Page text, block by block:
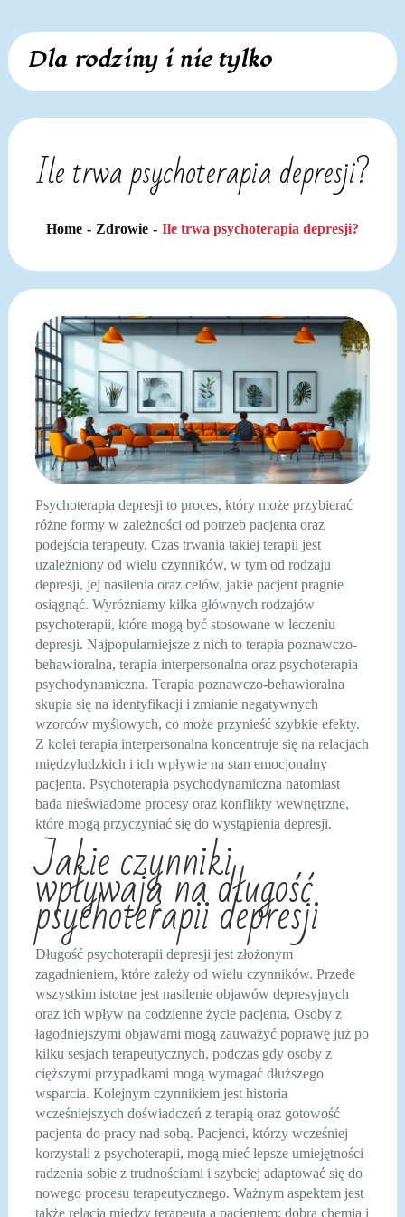
Skip
content
Dla rodziny i nie tylko
Ile trwa psychoterapia depresji?
Home Zdrowie Ile trwa psychoterapia depresji?
Psychoterapia depresji to proces, który może przybierać
różne formy w zależności od potrzeb pacjenta oraz
podejścia terapeuty. Czas trwania takiej terapii jest
uzależniony od wielu czynników, w tym od rodzaju
depresji, jej nasilenia oraz celów, jakie pacjent pragnie
osiągnąć. Wyróżniamy kilka głównych rodzajów
psychoterapii, które mogą być stosowane w leczeniu
depresji. Najpopularniejsze z nich to terapia poznawczo-
behawioralna, terapia interpersonalna oraz psychoterapia
psychodynamiczna. Terapia poznawczo-behawioralna
skupia się na identyfikacji i zmianie negatywnych
wzorców myślowych, co może przynieść szybkie efekty.
Z kolei terapia interpersonalna koncentruje się na relacjach
międzyludzkich i ich wpływie na stan emocjonalny
pacjenta. Psychoterapia psychodynamiczna natomiast
bada nieświadome procesy oraz konflikty wewnętrzne,
które mogą przyczyniać się do wystąpienia depresji.
Jakie czynniki
wpływają na długość
psychoterapii depresji
Długość psychoterapii depresji jest złożonym
zagadnieniem, które zależy od wielu czynników. Przede
wszystkim istotne jest nasilenie objawów depresyjnych
oraz ich wpływ na codzienne życie pacjenta. Osoby z
łagodniejszymi objawami mogą zauważyć poprawę już po
kilku sesjach terapeutycznych, podczas gdy osoby z
cięższymi przypadkami mogą wymagać dłuższego
wsparcia. Kolejnym czynnikiem jest historia
wcześniejszych doświadczeń z terapią oraz gotowość
pacjenta do pracy nad sobą. Pacjenci, którzy wcześniej
korzystali z psychoterapii, mogą mieć lepsze umiejętności
radzenia sobie z trudnościami i szybciej adaptować się do
nowego procesu terapeutycznego. Ważnym aspektem jest
także relacja między terapeutą a pacjentem; dobra chemia i